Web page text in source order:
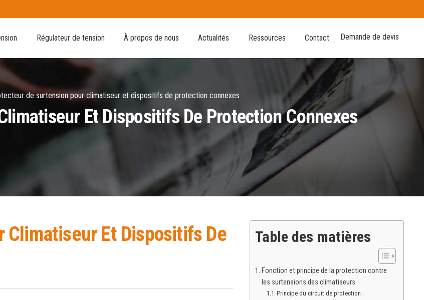
Régulateur de tension À propos de nous Actualités Ressources Contact Demande de devis
de surtension pour climatiseur et dispositifs de protection connexes
Et Dispositifs De Protection Connexes
Climatiseur Et Dispositifs De
Table des matières
Fonction et principe de la protection contre
les surtensions des climatiseurs
Principe du circuit de protection :